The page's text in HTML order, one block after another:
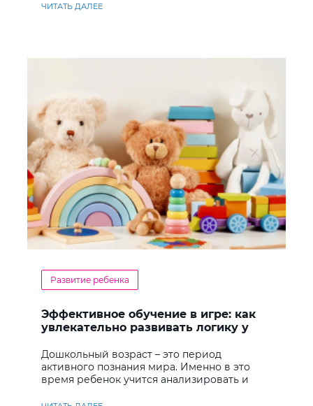
ЧИТАТЬ ДАЛЕЕ
Развитие ребенка
Эффективное обучение в игре: как
увлекательно развивать логику у
Дошкольный возраст – это период
активного познания мира. Именно в это
время ребенок учится анализировать и